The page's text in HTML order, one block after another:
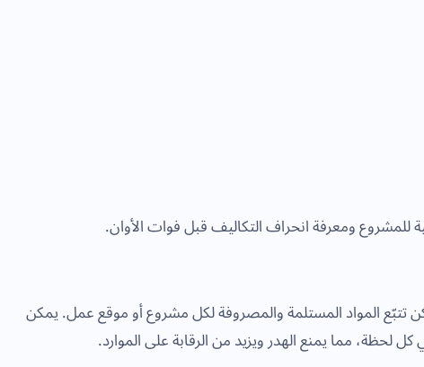
للمشروع ومعرفة انحراف التكاليف قبل فوات الأوان.
المواد المستلمة والمصروفة لكل مشروع أو موقع عمل. يمكن
لحظة، مما يمنع الهدر ويزيد من الرقابة على الموارد.